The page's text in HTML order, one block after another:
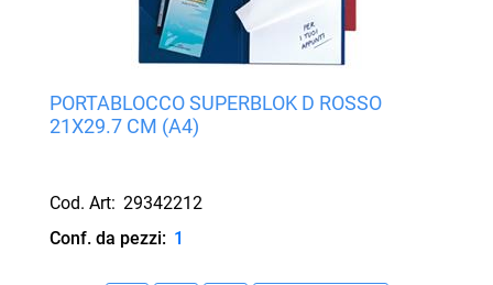
PORTABLOCCO SUPERBLOK D ROSSO
21X29.7 CM (A4)
Cod. Art: 29342212
Conf. da pezzi: 1